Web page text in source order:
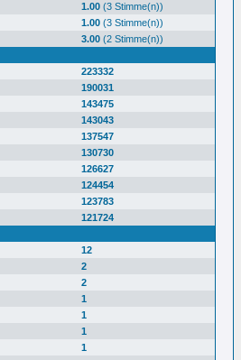
1.00 (3 Stimme(n))
1.00 (3 Stimme(n))
3.00 (2 Stimme(n))
223332
190031
143475
143043
137547
130730
126627
124454
123783
121724
12
2
2
1
1
1
1